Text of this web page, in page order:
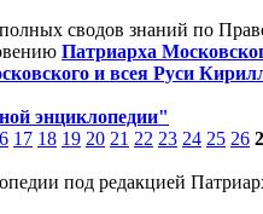
сводов знаний по
Патриарха
и всея Руси
энциклопедии"
17 18 19 20 21 22 23 24 25 26
под редакцией